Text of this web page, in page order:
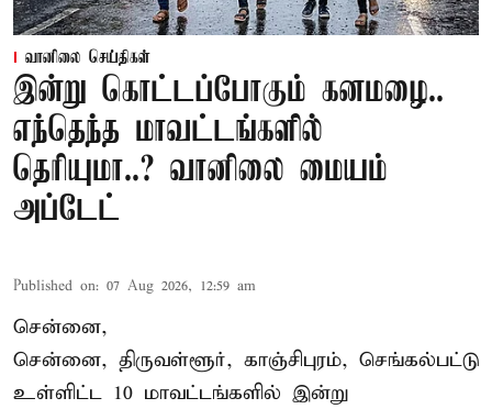
வானிலை செய்திகள்
இன்று கொட்டப்போகும் கனமழை..
எந்தெந்த மாவட்டங்களில்
தெரியுமா..? வானிலை மையம்
அப்டேட்
Published on: 07 Aug 2026, 12:59 am
சென்னை,
சென்னை, திருவள்ளூர், காஞ்சிபுரம், செங்கல்பட்டு
உள்ளிட்ட 10 மாவட்டங்களில் இன்று